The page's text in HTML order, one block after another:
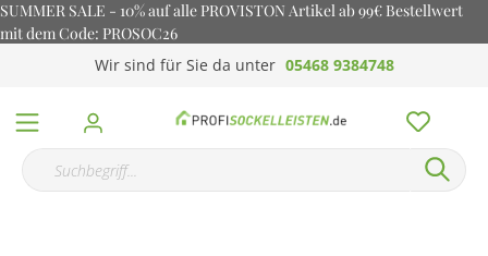
SUMMER SALE - 10% auf alle PROVISTON Artikel ab 99€ Bestellwert
mit dem Code: PROSOC26
Wir sind für Sie da unter 05468 9384748